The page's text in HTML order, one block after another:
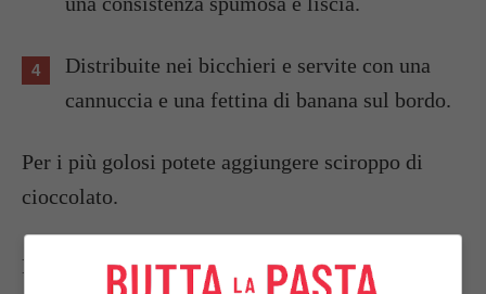
Distribuite nei bicchieri e servite con una
cannuccia e una fettina di banana sul bordo.
Per i più golosi potete aggiungere sciroppo di
cioccolato.
Foto di new1mproved